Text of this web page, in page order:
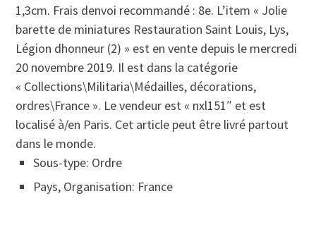
1,3cm. Frais denvoi recommandé : 8e. L’item « Jolie
barette de miniatures Restauration Saint Louis, Lys,
Légion dhonneur (2) » est en vente depuis le mercredi
20 novembre 2019. Il est dans la catégorie
« Collections\Militaria\Médailles, décorations,
ordres\France ». Le vendeur est « nxl151″ et est
localisé à/en Paris. Cet article peut être livré partout
dans le monde.
Sous-type: Ordre
Pays, Organisation: France